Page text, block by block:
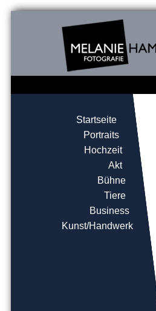
Startseite
Portraits
Hochzeit
Akt
Bühne
Tiere
Business
Kunst/Handwerk